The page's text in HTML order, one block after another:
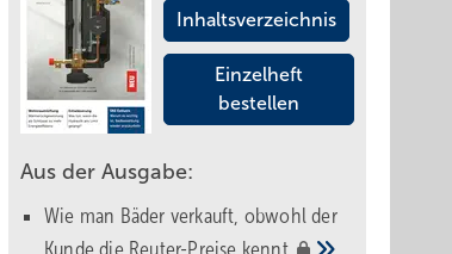
Inhaltsverzeichnis
Einzelheft
bestellen
Aus der Ausgabe:
Wie man Bäder verkauft, obwohl der
Kunde die Reuter-Preise kennt